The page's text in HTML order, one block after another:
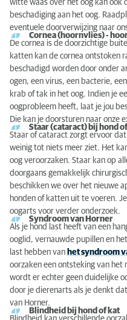
witte waas over het oog kan ook
beschadiging aan het oog.
eventuele doorverwijzing naar
Cornea (hoornvlies) -
De cornea is de doorzichtige
katten kan de cornea ontstoken
beschadigd worden door onder
ogen, een virus, een bacterie,
krab of tak in het oog. Indien je
oogprobleem heeft, laat je jou
Die kan je doorsturen naar onze
Staar (cataract) bij hond
Staar of cataract zorgt ervoor
weinig tot niets meer ziet. Het
oog veroorzaken. Staar kan op
doorgaans gemakkelijk
beschikken we over het nieuwe
honden of katten uit te voeren.
oogarts voor verder onderzoek.
Syndroom van Horner
Als je hond last heeft van een
ooglid, vernauwde pupillen en
last hebben van het syndroom
oorzaken een ontsteking van het
wordt er echter geen duidelijke
door je dierenarts als je denkt
van Horner.
Blindheid bij hond of kat